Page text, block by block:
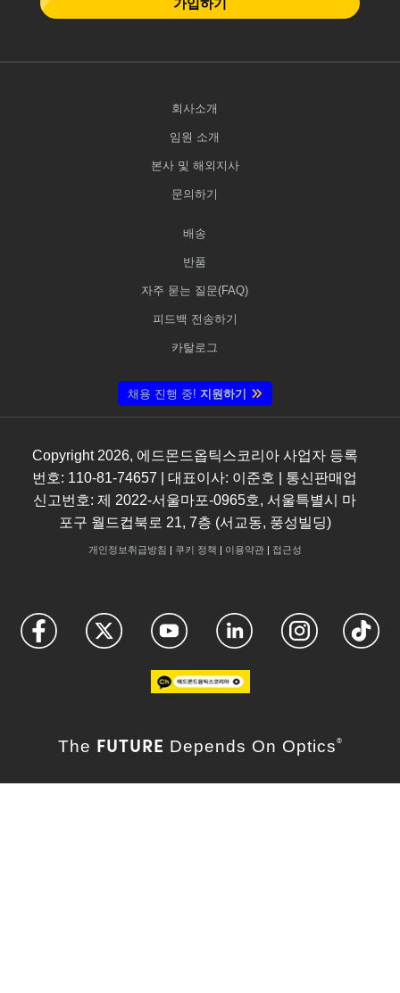
회사소개
임원 소개
본사 및 해외지사
문의하기
배송
반품
자주 묻는 질문(FAQ)
피드백 전송하기
카탈로그
채용 진행 중! 지원하기
Copyright 2026, 에드몬드옵틱스코리아 사업자 등록
번호: 110-81-74657 | 대표이사: 이준호 | 통신판매업
신고번호: 제 2022-서울마포-0965호, 서울특별시 마
포구 월드컵북로 21, 7층 (서교동, 풍성빌딩)
개인정보취급방침 | 쿠키 정책 | 이용약관| 접근성
The FUTURE Depends On Optics ®